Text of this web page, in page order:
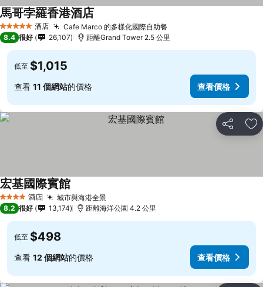
5 星級 酒店 Cafe Marco 的多樣化國際自助餐
馬哥孛羅香港酒店
8.4 很好 26,107 距離Grand Tower 2.5 公里
低至 $1,015
查看 11 個網站的價格 查看價格
分享 放
4 星級 酒店 城市與海港全景
宏基國際賓館
8.2 很好 13,174 距離海洋公園 4.2 公里
低至 $498
查看 12 個網站的價格 查看價格